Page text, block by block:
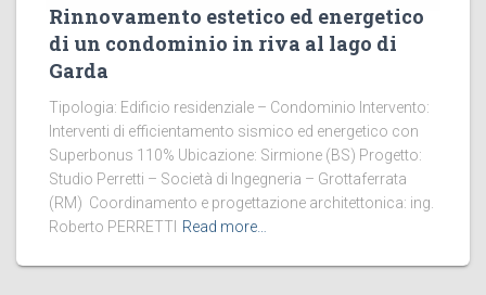
Rinnovamento estetico ed energetico
di un condominio in riva al lago di
Garda
Tipologia: Edificio residenziale – Condominio Intervento:
Interventi di efficientamento sismico ed energetico con
Superbonus 110% Ubicazione: Sirmione (BS) Progetto:
Studio Perretti – Società di Ingegneria – Grottaferrata
(RM) Coordinamento e progettazione architettonica: ing.
Roberto PERRETTI Read more…